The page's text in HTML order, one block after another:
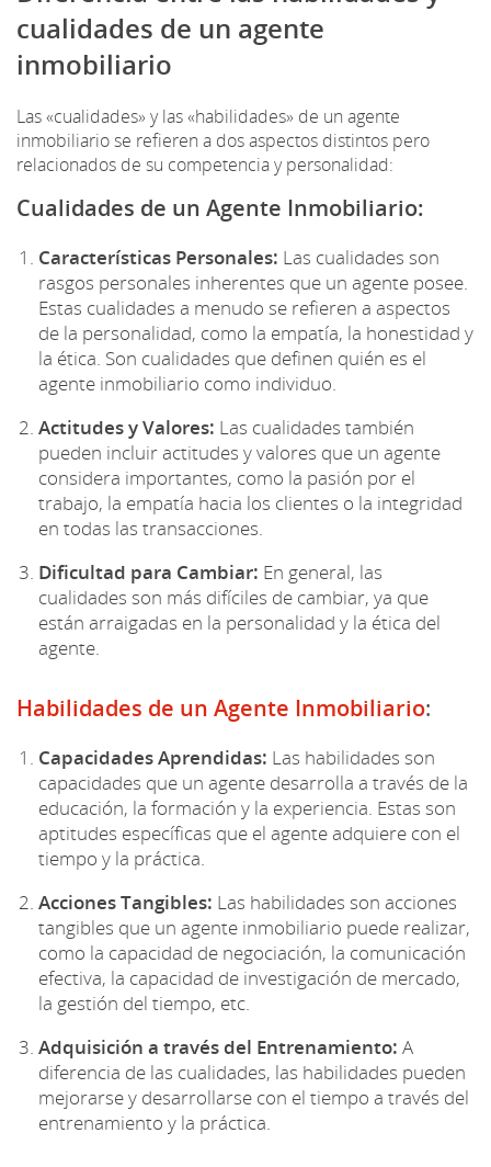
cualidades de un agente
inmobiliario
Las «cualidades» y las «habilidades» de un agente
inmobiliario se refieren a dos aspectos distintos pero
relacionados de su competencia y personalidad:
Cualidades de un Agente Inmobiliario:
Características Personales: Las cualidades son
rasgos personales inherentes que un agente posee.
Estas cualidades a menudo se refieren a aspectos
de la personalidad, como la empatía, la honestidad y
la ética. Son cualidades que definen quién es el
agente inmobiliario como individuo.
Actitudes y Valores: Las cualidades también
pueden incluir actitudes y valores que un agente
considera importantes, como la pasión por el
trabajo, la empatía hacia los clientes o la integridad
en todas las transacciones.
Dificultad para Cambiar: En general, las
cualidades son más difíciles de cambiar, ya que
están arraigadas en la personalidad y la ética del
agente.
Habilidades de un Agente Inmobiliario:
Capacidades Aprendidas: Las habilidades son
capacidades que un agente desarrolla a través de la
educación, la formación y la experiencia. Estas son
aptitudes específicas que el agente adquiere con el
tiempo y la práctica.
Acciones Tangibles: Las habilidades son acciones
tangibles que un agente inmobiliario puede realizar,
como la capacidad de negociación, la comunicación
efectiva, la capacidad de investigación de mercado,
la gestión del tiempo, etc.
Adquisición a través del Entrenamiento: A
diferencia de las cualidades, las habilidades pueden
mejorarse y desarrollarse con el tiempo a través del
entrenamiento y la práctica.